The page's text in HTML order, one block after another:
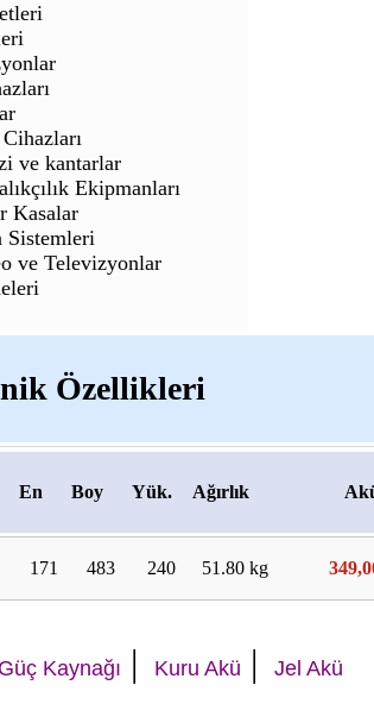
ve kantarlar
Ekipmanları
Kasalar
Sistemleri
ve Televizyonlar
Özellikleri
En Boy Yük. Ağırlık
171 483 240 51.80 kg
Kaynağı | Kuru Akü | Jel Akü